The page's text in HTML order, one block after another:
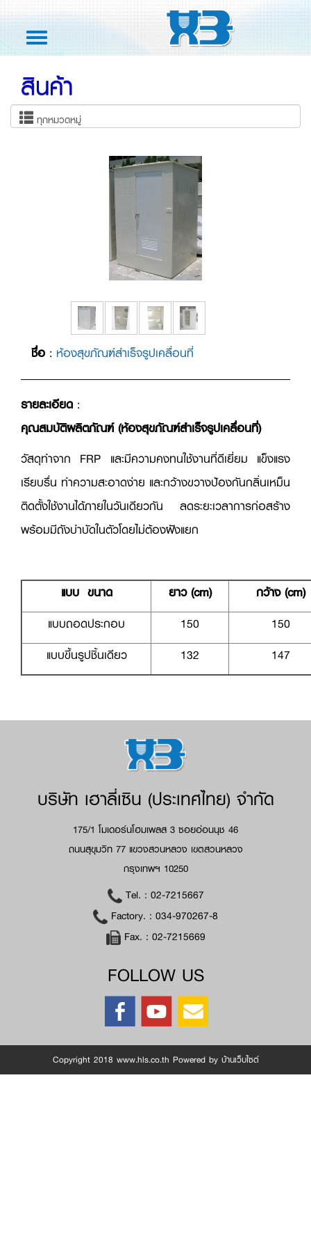
Toggle
navigation
สินค้า
ทุกหมวดหมู่
ชื่อ : ห้องสุขภัณฑ์สำเร็จรูปเคลื่อนที่
รายละเอียด :
คุณสมบัติผลิตภัณฑ์ (ห้องสุขภัณฑ์สำเร็จรูปเคลื่อนที่)
วัสดุทำจาก FRP และมีความคงทนใช้งานที่ดีเยี่ยม แข็งแรง
เรียบรื่น ทำความสะอาดง่าย และกว้างขวางป้องกันกลิ่นเหม็น
ติดตั้งใช้งานได้ภายในวันเดียวกัน ลดระยะเวลาการก่อสร้าง
พร้อมมีถังบำบัดในตัวโดยไม่ต้องฝังแยก
แบบ ขนาด ยาว (cm)
กว้าง (cm)
แบบถอดประกอบ
150
150
แบบขึ้นรูปชิ้นเดียว
132 147
บริษัท เฮาลี่เซิน (ประเทศไทย) จำกัด
175/1 โมเดอร์นโฮมเพลส 3 ซอยอ่อนนุช 46
ถนนสุขุมวิท 77 แขวงสวนหลวง เขตสวนหลวง
กรุงเทพฯ 10250
Tel. : 02-7215667
Factory. : 034-970267-8
Fax. : 02-7215669
FOLLOW US
Copyright 2018 www.hls.co.th Powered by บ้านเว็บไซต์